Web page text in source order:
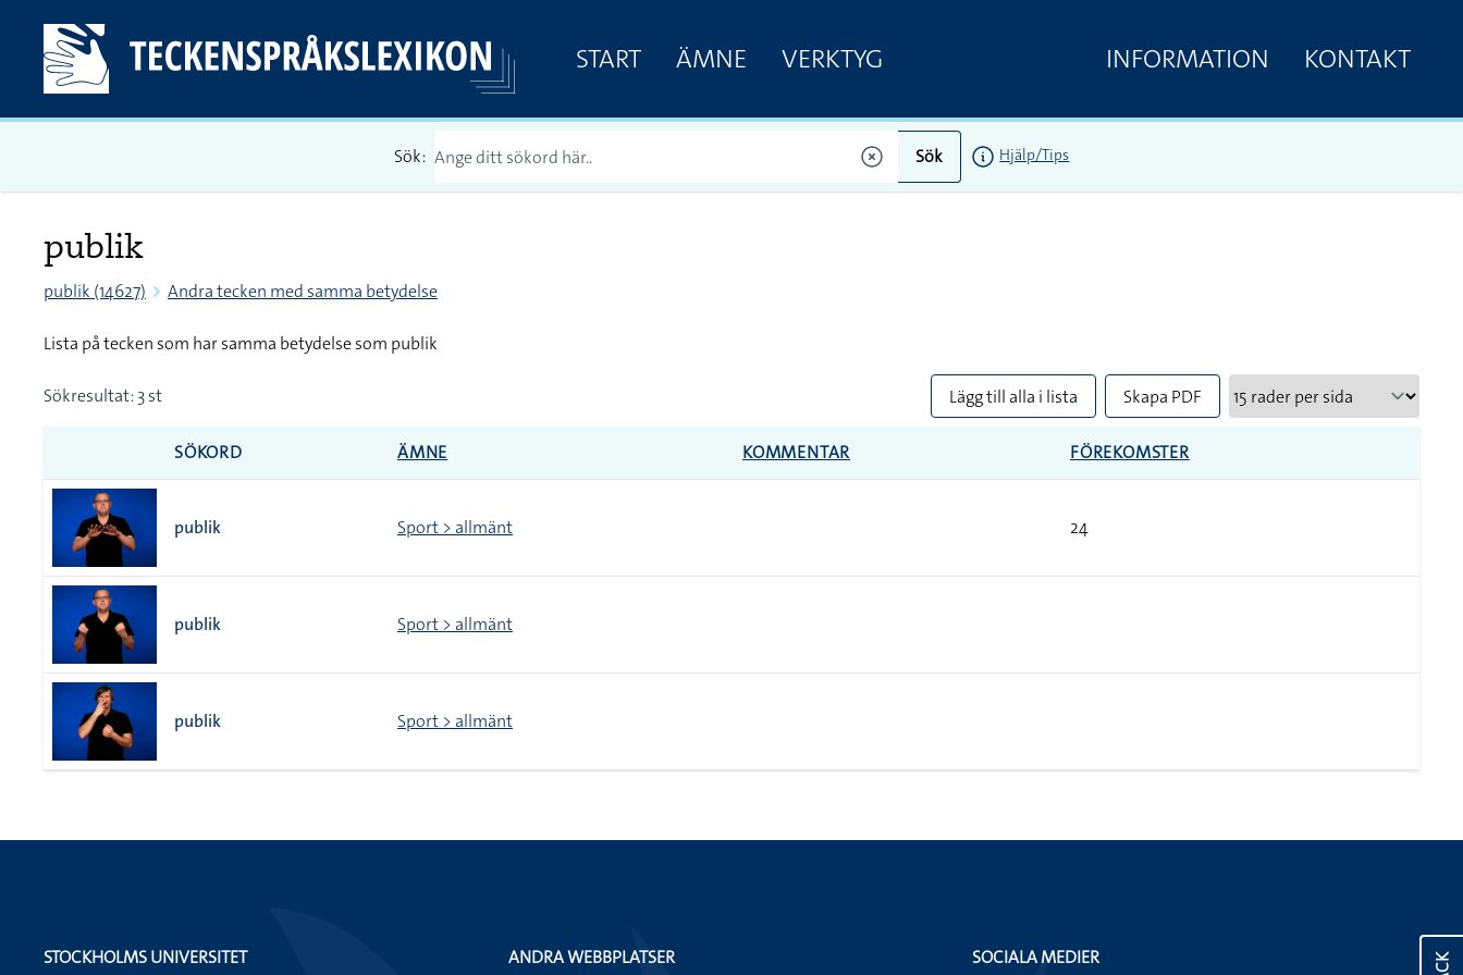
START ÄMNE VERKTYG INFORMATION KONTAKT
Sök: Sök Hjälp/Tips
publik
publik (14627) Andra tecken med samma betydelse
Lista på tecken som har samma betydelse som publik
Sökresultat: 3 st Lägg till alla i lista Skapa PDF
SÖKORD ÄMNE KOMMENTAR FÖREKOMSTER
publik Sport > allmänt 24
publik Sport > allmänt
publik Sport > allmänt
STOCKHOLMS UNIVERSITET
ANDRA WEBBPLATSER SOCIALA MEDIER